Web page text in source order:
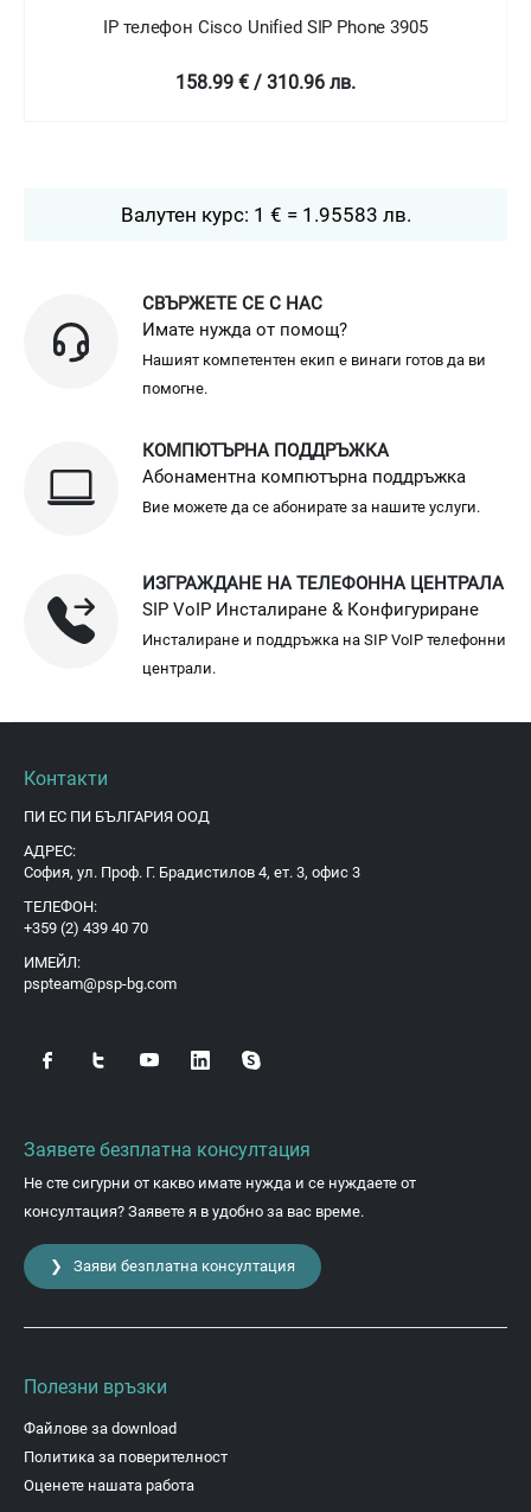
IP телефон Cisco Unified Wireless IP Phone 8821
2283.36 € / 4465.86 лв.
Валутен курс: 1 € = 1.95583 лв.
СВЪРЖЕТЕ СЕ С НАС
Имате нужда от помощ?
Нашият компетентен екип е винаги готов да ви
помогне.
КОМПЮТЪРНА ПОДДРЪЖКА
Абонаментна компютърна поддръжка
Вие можете да се абонирате за нашите услуги.
ИЗГРАЖДАНЕ НА ТЕЛЕФОННА ЦЕНТРАЛА
SIP VoIP Инсталиране & Конфигуриране
Инсталиране и поддръжка на SIP VoIP телефонни
централи.
Контакти
ПИ ЕС ПИ БЪЛГАРИЯ ООД
АДРЕС:
София, ул. Проф. Г. Брадистилов 4, ет. 3, офис 3
ТЕЛЕФОН:
+359 (2) 439 40 70
ИМЕЙЛ:
pspteam@psp-bg.com
Заявете безплатна консултация
Не сте сигурни от какво имате нужда и се нуждаете от
консултация? Заявете я в удобно за вас време.
❯ Заяви безплатна консултация
Полезни връзки
Файлове за download
Политика за поверителност
Оценете нашата работа